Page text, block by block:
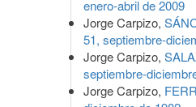
enero-abril de 2009
Jorge Carpizo,
51, septiembre-
Jorge Carpizo,
septiembre-
Jorge Carpizo,